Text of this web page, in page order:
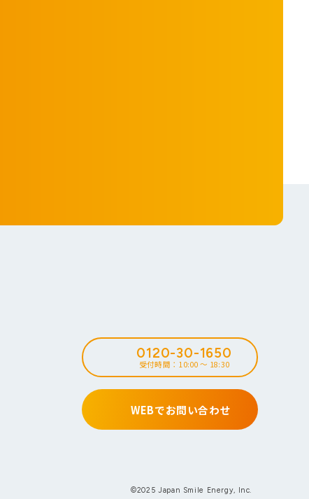
0120-30-1650
受付時間：10:00 ～ 18:30
WEBでお問い合わせ
©2025 Japan Smile Energy, Inc.